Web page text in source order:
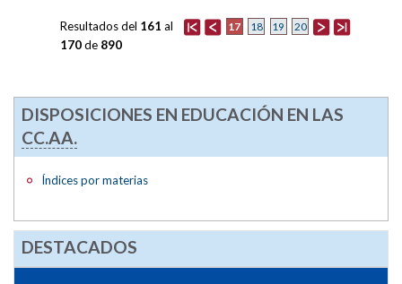
17 18 19 20
Resultados del 161 al
170de 890
DISPOSICIONES EN EDUCACIÓN EN LAS
CC.AA.
Índices por materias
DESTACADOS